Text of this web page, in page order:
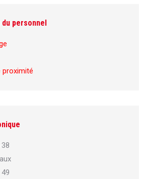
personnel
proximité